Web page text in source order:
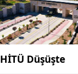
HİTÜ Düşüşte